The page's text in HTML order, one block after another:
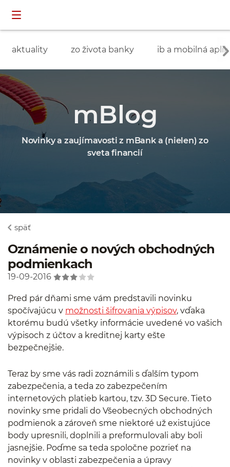
aktuality zo života banky ib a mobilná
mBlog
Novinky a zaujímavosti z mBank a (nielen) zo
sveta financií
späť
Oznámenie o nových obchodných
podmienkach
19-09-2016
Pred pár dňami sme vám predstavili novinku
spočívajúcu v možnosti šifrovania výpisov, vďaka
ktorému budú všetky informácie uvedené vo vašich
výpisoch z účtov a kreditnej karty ešte
bezpečnejšie.
Teraz by sme vás radi zoznámili s ďalším typom
zabezpečenia, a teda zo zabezpečením
internetových platieb kartou, tzv. 3D Secure. Tieto
novinky sme pridali do Všeobecných obchodných
podmienok a zároveň sme niektoré už existujúce
body upresnili, doplnili a preformulovali aby boli
jasnejšie. Poďme sa teda spoločne pozrieť na
novinky v oblasti zabezpečenia a úpravy